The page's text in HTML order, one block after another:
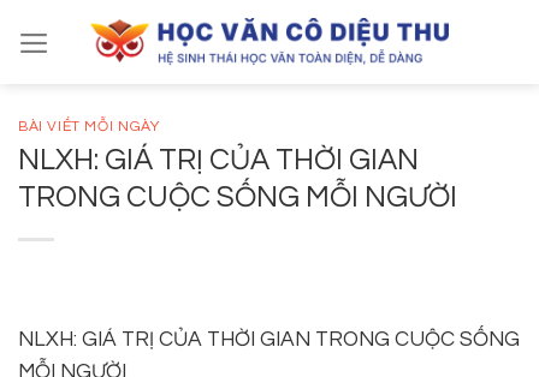
BÀI VIẾT MỖI NGÀY
NLXH: GIÁ TRỊ CỦA THỜI GIAN
TRONG CUỘC SỐNG MỖI NGƯỜI
NLXH: GIÁ TRỊ CỦA THỜI GIAN TRONG CUỘC SỐNG
MỖI NGƯỜI